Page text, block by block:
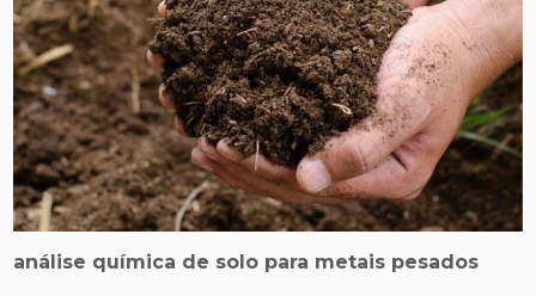
análise química de solo para metais pesados